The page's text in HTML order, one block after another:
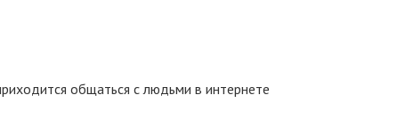
общаться с людьми в интернете